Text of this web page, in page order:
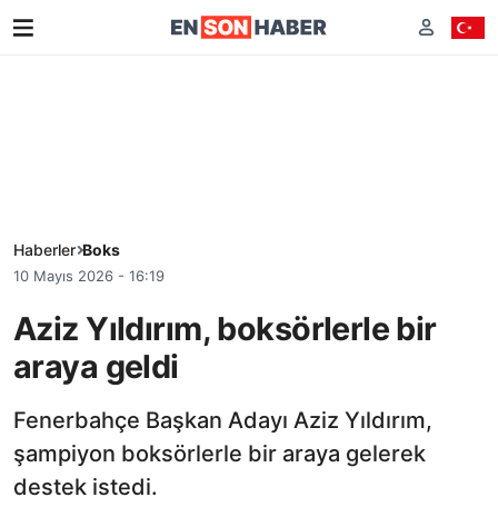
Haberler Boks
10 Mayıs 2026 - 16:19
Aziz Yıldırım, boksörlerle bir
araya geldi
Fenerbahçe Başkan Adayı Aziz Yıldırım,
şampiyon boksörlerle bir araya gelerek
destek istedi.